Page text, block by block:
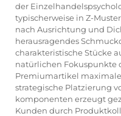
der
typischerweise in Z-
nach Ausrichtung und
herausragendes
charakteristische Stücke
natürlichen Fokuspunkte
Premiumartikel
strategische Platzierung
komponenten erzeugt
Kunden durch